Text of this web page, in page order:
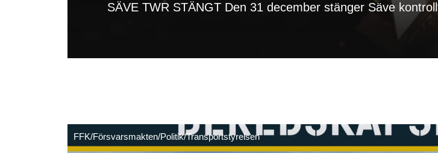
SÄVE TWR STÄNGT Den 31 december stänger Säve
FFK/Försvarsmakten/Politik/Transportstyrelsen